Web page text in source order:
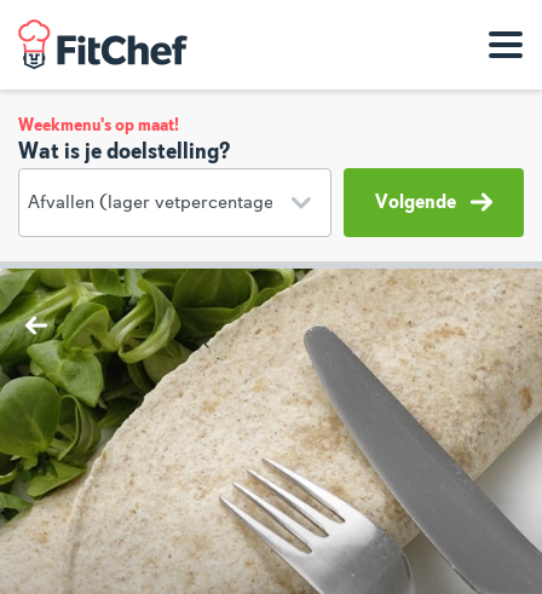
Weekmenu's op maat!
Wat is je doelstelling?
Volgende